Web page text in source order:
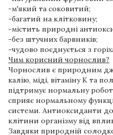
-м'який та соковитий;
-багатий на клітковину;
-містить природні
-без штучних барвників;
-чудово поєднується з
Чим корисний чорнослив?
Чорнослив є природним
калію, міді, вітаміну К та
підтримує нормальну
сприяє нормальному
системи. Антиоксиданти
клітини організму від
Завдяки природній